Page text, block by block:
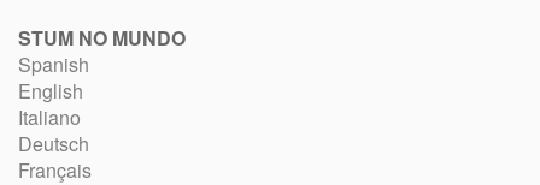
STUM NO MUNDO
Spanish
English
Italiano
Deutsch
Français